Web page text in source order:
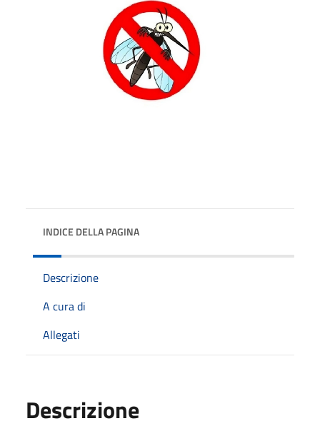
INDICE DELLA PAGINA
Descrizione
A cura di
Allegati
Descrizione